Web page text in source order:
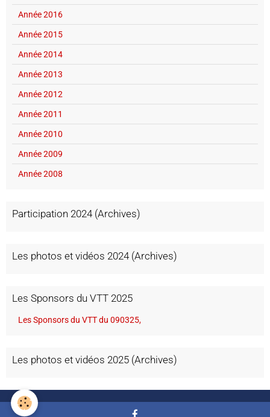
Année 2016
Année 2015
Année 2014
Année 2013
Année 2012
Année 2011
Année 2010
Année 2009
Année 2008
Participation 2024 (Archives)
Les photos et vidéos 2024 (Archives)
Les Sponsors du VTT 2025
Les Sponsors du VTT du 090325,
Les photos et vidéos 2025 (Archives)